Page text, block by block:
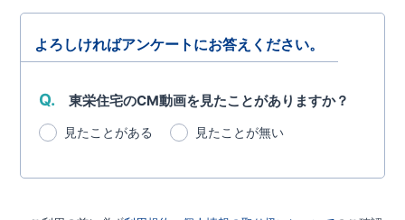
よろしければアンケートにお答えください。
Q. 東栄住宅のCM動画を見たことがありますか？
見たことがある 見たことが無い